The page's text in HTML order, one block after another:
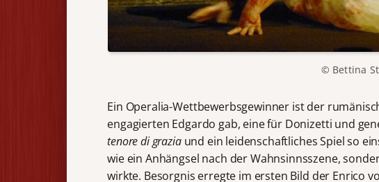
© Bettina
Ein Operalia-Wettbewerbsgewinner ist der
engagierten Edgardo gab, eine für Donizetti und
tenore di graziaund ein leidenschaftliches Spiel so
wie ein Anhängsel nach der Wahnsinnsszene,
wirkte. Besorgnis erregte im ersten Bild der Enrico